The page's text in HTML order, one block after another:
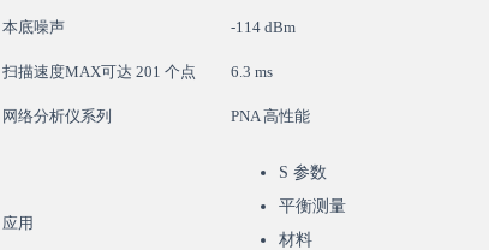
本底噪声 -114 dBm
扫描速度MAX可达 201 个点 6.3 ms
网络分析仪系列 PNA 高性能
应用
S 参数
平衡测量
材料